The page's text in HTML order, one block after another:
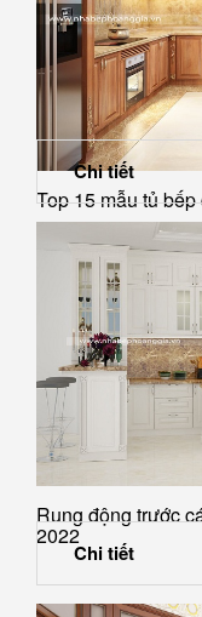
Top 15 mẫu tủ
Chi tiết
Rung động trước
2022
Chi tiết